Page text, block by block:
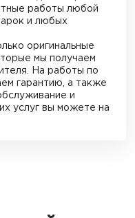
работы любой
и любых
оригинальные
мы получаем
На работы по
гарантию, а также
и
услуг вы можете на